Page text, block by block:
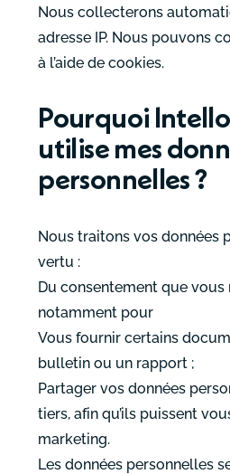
Nous collecterons
adresse IP. Nous pouvons
à l’aide de cookies.
Pourquoi
utilise mes
personnelles ?
Nous traitons vos données
vertu :
Du consentement que vous
notamment pour
Vous fournir certains
bulletin ou un rapport ;
Partager vos données
tiers, afin qu’ils puissent
marketing.
Les données personnelles